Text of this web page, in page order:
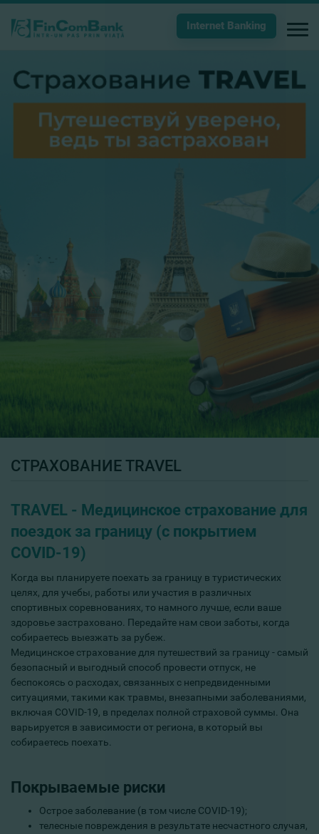
Internet Banking
СТРАХОВАНИЕ TRAVEL
TRAVEL - Медицинское страхование для
поездок за границу (с покрытием
COVID-19)
Когда вы планируете поехать за границу в туристических
целях, для учебы, работы или участия в различных
спортивных соревнованиях, то намного лучше, если ваше
здоровье застраховано. Передайте нам свои заботы, когда
собираетесь выезжать за рубеж.
Медицинское страхование для путешествий за границу - самый
безопасный и выгодный способ провести отпуск, не
беспокоясь о расходах, связанных с непредвиденными
ситуациями, такими как травмы, внезапными заболеваниями,
включая COVID-19, в пределах полной страховой суммы. Она
варьируется в зависимости от региона, в который вы
собираетесь поехать.
Покрываемые риски
Острое заболевание (в том числе COVID-19);
телесные повреждения в результате несчастного случая,